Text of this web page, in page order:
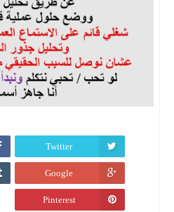
Twitter
Google
Pinterest